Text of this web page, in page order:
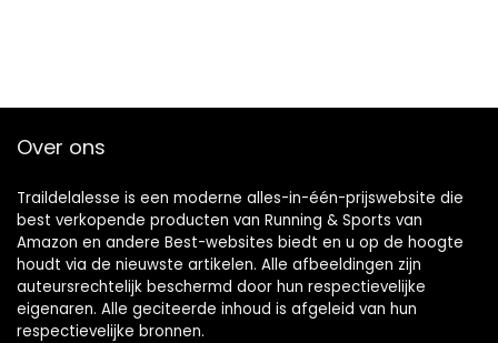
Over ons
Traildelalesse is een moderne alles-in-één-prijswebsite die
best verkopende producten van Running & Sports van
Amazon en andere Best-websites biedt en u op de hoogte
houdt via de nieuwste artikelen. Alle afbeeldingen zijn
auteursrechtelijk beschermd door hun respectievelijke
eigenaren. Alle geciteerde inhoud is afgeleid van hun
respectievelijke bronnen.